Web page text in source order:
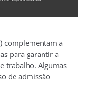
complementam a
para garantir a
trabalho. Algumas
de admissão